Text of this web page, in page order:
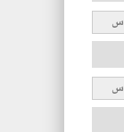
س
س